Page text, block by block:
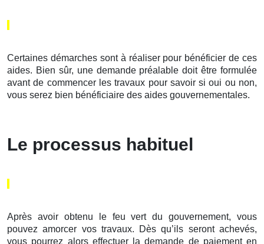
Certaines démarches sont à réaliser pour bénéficier de ces
aides. Bien sûr, une demande préalable doit être formulée
avant de commencer les travaux pour savoir si oui ou non,
vous serez bien bénéficiaire des aides gouvernementales.
Le processus habituel
Après avoir obtenu le feu vert du gouvernement, vous
pouvez amorcer vos travaux. Dès qu’ils seront achevés,
vous pourrez alors effectuer la demande de paiement en